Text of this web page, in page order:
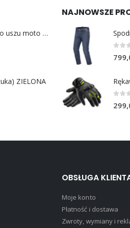
ALPINE zatyczki/stopery do uszu moto MotoSafe Pro
ZIELONA
NAJNOWSZE
OBSŁUGA
Moje konto
Płatność i dostawa
Zwroty, wymiany i